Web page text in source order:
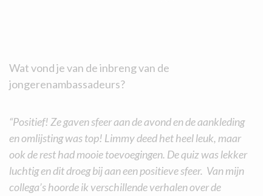
Wat vond je van de inbreng van de
jongerenambassadeurs?
“Positief! Ze gaven sfeer aan de avond en de aankleding
en omlijsting was top! Limmy deed het heel leuk, maar
ook de rest had mooie toevoegingen. De quiz was lekker
luchtig en dit droeg bij aan een positieve sfeer. Van mijn
collega’s hoorde ik verschillende verhalen over de